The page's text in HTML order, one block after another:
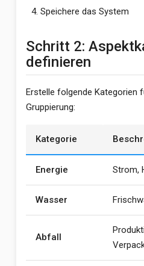
Speichere das System
Schritt 2:
definieren
Erstelle folgende Kategorien
Gruppierung:
Kategorie
Energie Strom,
Wasser
Abfall